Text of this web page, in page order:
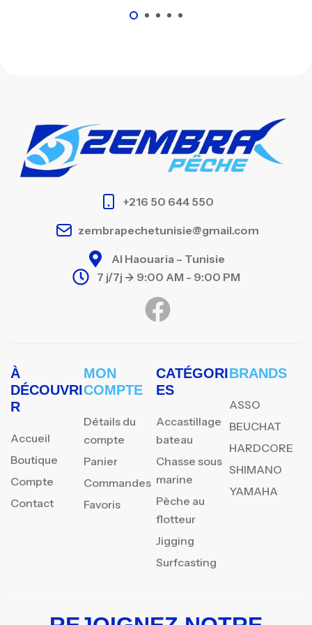
+216 50 644 550
zembrapechetunisie@gmail.com
Al Haouaria – Tunisie
7 j/7j -> 9:00 AM - 9:00 PM
À
DÉCOUVRI
R
Accueil
Boutique
Compte
Contact
MON
COMPTE
Détails du
compte
Panier
Commandes
Favoris
CATÉGORI
ES
Accastillage
bateau
Chasse sous
marine
Pèche au
flotteur
Jigging
Surfcasting
BRANDS
ASSO
BEUCHAT
HARDCORE
SHIMANO
YAMAHA